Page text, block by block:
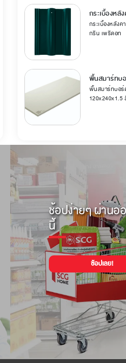
กระเบื้องหลั
กระเบื้องหลังค
กรีน เพริดอท
พื้นสมาร์ทบ
พื้นสมาร์ทบอร์
120x240x1.5
ช้อปง่ายๆ ผ่านอ
นี้
ช้อปเลย!